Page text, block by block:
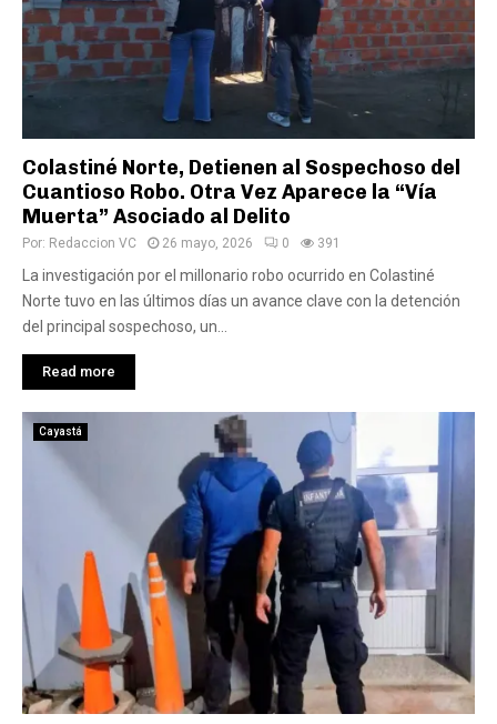
Colastiné Norte, Detienen al Sospechoso del
Cuantioso Robo. Otra Vez Aparece la “Vía
Muerta” Asociado al Delito
Por: Redaccion VC 26 mayo, 2026 0 391
La investigación por el millonario robo ocurrido en Colastiné
Norte tuvo en las últimos días un avance clave con la detención
del principal sospechoso, un...
Read more
Cayastá